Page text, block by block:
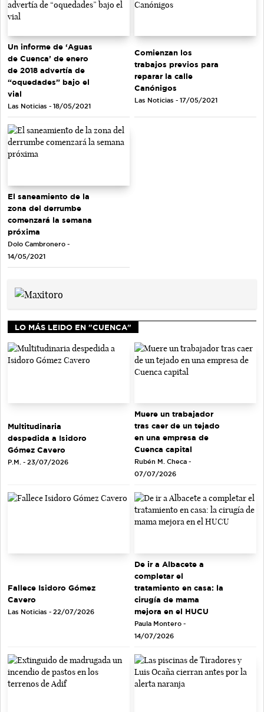
Un informe de ‘Aguas
de Cuenca’ de enero
de 2018 advertía de
“oquedades” bajo el
vial
Las Noticias - 18/05/2021
Comienzan los
trabajos previos para
reparar la calle
Canónigos
Las Noticias - 17/05/2021
El saneamiento de la
zona del derrumbe
comenzará la semana
próxima
Dolo Cambronero -
14/05/2021
LO MÁS LEIDO EN "CUENCA"
Multitudinaria
despedida a Isidoro
Gómez Cavero
P.M. - 23/07/2026
Muere un trabajador
tras caer de un tejado
en una empresa de
Cuenca capital
Rubén M. Checa -
07/07/2026
Fallece Isidoro Gómez
Cavero
Las Noticias - 22/07/2026
De ir a Albacete a
completar el
tratamiento en casa: la
cirugía de mama
mejora en el HUCU
Paula Montero -
14/07/2026